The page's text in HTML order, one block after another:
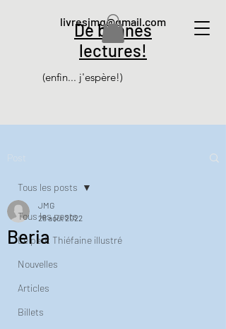
De bonnes
lectures!
(enfin... j'espère!)
livresjmg@gmail.com
Tous les posts
Le petit Thiéfaine illustré
Nouvelles
Articles
Billets
Tous les posts
Beria
JMG
28 août 2022